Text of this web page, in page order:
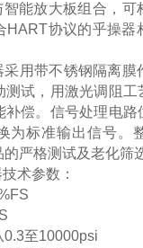
能放大板组合，可
HART协议的乎操器
用带不锈钢隔离膜
测试，用激光调阻工
偿。信号处理电路
为标准输出信号。
严格测试及老化筛
术参数：
0.3至10000psi